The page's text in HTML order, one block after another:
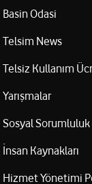
Basin Odasi
Telsim News
Telsiz Kullanım
Yarışmalar
Sosyal Sorumluluk
İnsan Kaynakları
Hizmet Yönetimi